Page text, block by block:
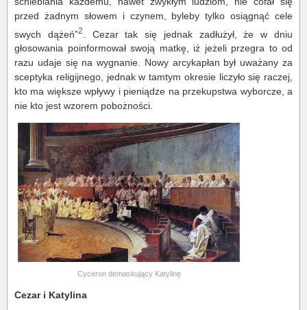
przed żadnym słowem i czynem, byleby tylko osiągnąć cele
swych dążeń”2
. Cezar tak się jednak zadłużył, że w dniu
głosowania poinformował swoją matkę, iż jeżeli przegra to od
razu udaje się na wygnanie. Nowy arcykapłan był uważany za
sceptyka religijnego, jednak w tamtym okresie liczyło się raczej,
kto ma większe wpływy i pieniądze na przekupstwa wyborcze, a
nie kto jest wzorem pobożności.
Cyceron demaskujący Katylinę
Cezar i Katylina